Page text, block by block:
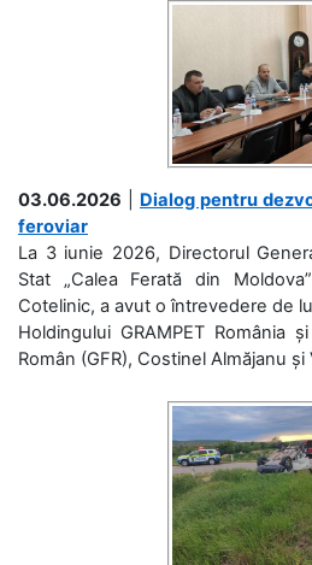
03.06.2026
Dialog pentru
feroviar
La 3 iunie 2026, Directorul
Stat „Calea Ferată din
Cotelinic, a avut o întrevedere de
Holdingului GRAMPET România
Român (GFR), Costinel Almăjanu